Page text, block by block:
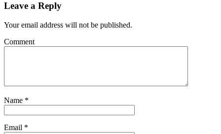
Leave a Reply
Your email address will not be published.
Comment
Name *
Email *